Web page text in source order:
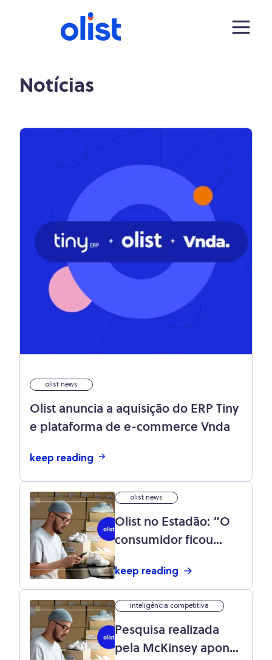
Notícias
olist news
Olist anuncia a aquisição do ERP Tiny
e plataforma de e-commerce Vnda
keep reading
olist news
Olist no Estadão: “O
consumidor ficou
e-commerce”
keep reading
inteligência competitiva
Pesquisa realizada
pela McKinsey aponta